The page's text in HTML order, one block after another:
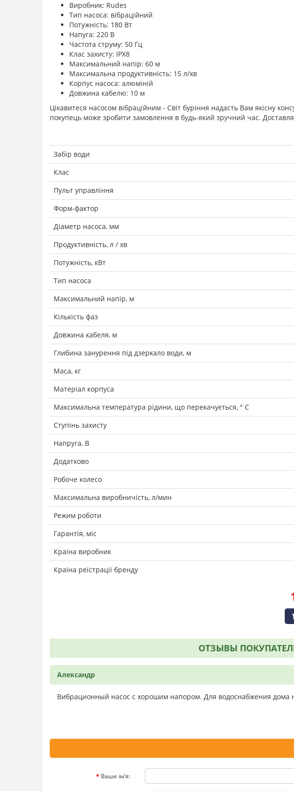
Виробник: Rudes
Тип насоса: вібраційний
Потужність: 180 Вт
Напуга: 220 В
Частота струму: 50 Гц
Клас захисту: ІРХ8
Максимальний напір: 60 м
Максимальна продуктивність: 15 л/хв
Корпус насоса: алюміній
Довжина кабелю: 10 м
Цікавитеся насосом вібраційним - Світ буріння надасть Вам якісну
покупець може зробити замовлення в будь-який зручний час.
Забір води
Клас
Пульт управління
Форм-фактор
Діаметр насоса, мм
Продуктивність, л / хв
Потужність, кВт
Тип насоса
Максимальний напір, м
Кількість фаз
Довжина кабеля, м
Глибина занурення під дзеркало води, м
Маса, кг
Матеріал корпуса
Максимальна температура рідини, що перекачується, ° C
Ступінь захисту
Напруга, В
Додатково
Робоче колесо
Максимальна виробничість, л/мин
Режим роботи
Гарантія, міс
Країна виробник
Країна реїстрації бренду
ОТЗЫВЫ
Александр
Вибрационный насос с хорошим напором. Для водоснабжения дома
Ваше ім’я: